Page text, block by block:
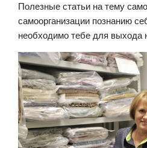
Полезные статьи на тему
самоорганизации познанию
необходимо тебе для выхода